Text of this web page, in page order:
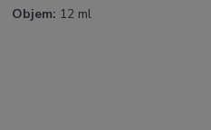
Objem: 12 ml